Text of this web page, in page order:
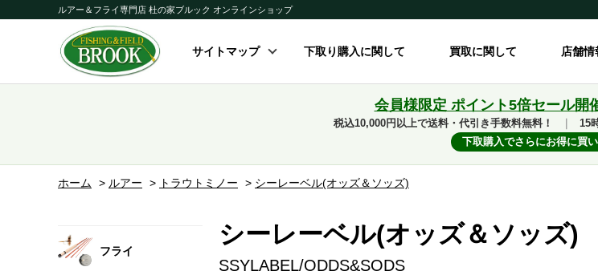
ルアー＆フライ専門店 杜の家ブルック オンラインショップ
サイトマップ 下取り購入に関して 買取に関して 店舗情
会員様限定 ポイント5倍セール開
税込10,000円以上で送料・代引き手数料無料！
15
下取購入でさらにお得に買
ホーム > ルアー > トラウトミノー > シーレーベル(オッズ＆ソッズ)
フライ
シーレーベル(オッズ＆ソッズ)
SSYLABEL/ODDS&SODS